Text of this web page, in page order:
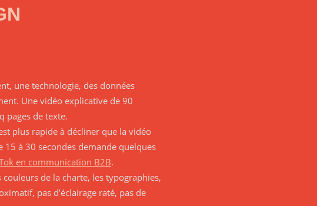
une technologie, des données
Une vidéo explicative de 90
pages de texte.
plus rapide à décliner que la vidéo
à 30 secondes demande quelques
en communication B2B.
de la charte, les typographies,
pas d’éclairage raté, pas de